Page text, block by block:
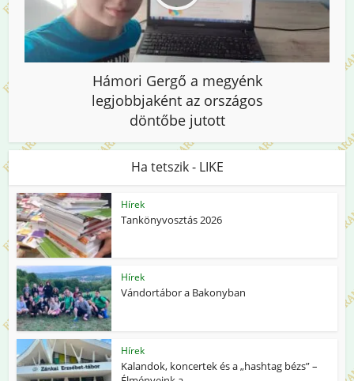
Hámori Gergő a megyénk
legjobbjaként az országos
döntőbe jutott
Ha tetszik - LIKE
Hírek
Tankönyvosztás 2026
Hírek
Vándortábor a Bakonyban
Hírek
Kalandok, koncertek és a „hashtag bézs” –